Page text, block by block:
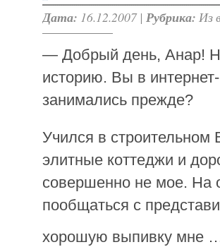
Дата: 16.12.2007 | Рубрика: Из
— Добрый день, Анар!
историю. Вы в
занимались прежде?
Учился в строительном
элитные коттеджи и
совершенно не мое. На
пообщаться с
хорошую выпивку мне